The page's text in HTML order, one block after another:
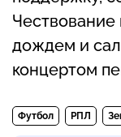
дождем и
концертом
Футбол РПЛ